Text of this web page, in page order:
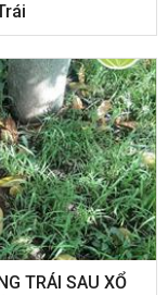
TRÁI SAU XỔ